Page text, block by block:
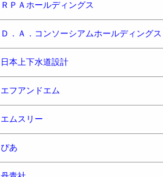
ＲＰＡホールディングス
Ｄ．Ａ．コンソーシアムホールディングス
日本上下水道設計
エフアンドエム
エムスリー
ぴあ